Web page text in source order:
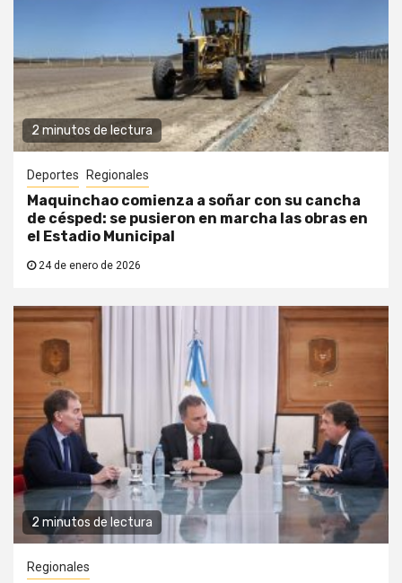
2 minutos de lectura
Deportes Regionales
Maquinchao comienza a soñar con su cancha
de césped: se pusieron en marcha las obras en
el Estadio Municipal
24 de enero de 2026
2 minutos de lectura
Regionales